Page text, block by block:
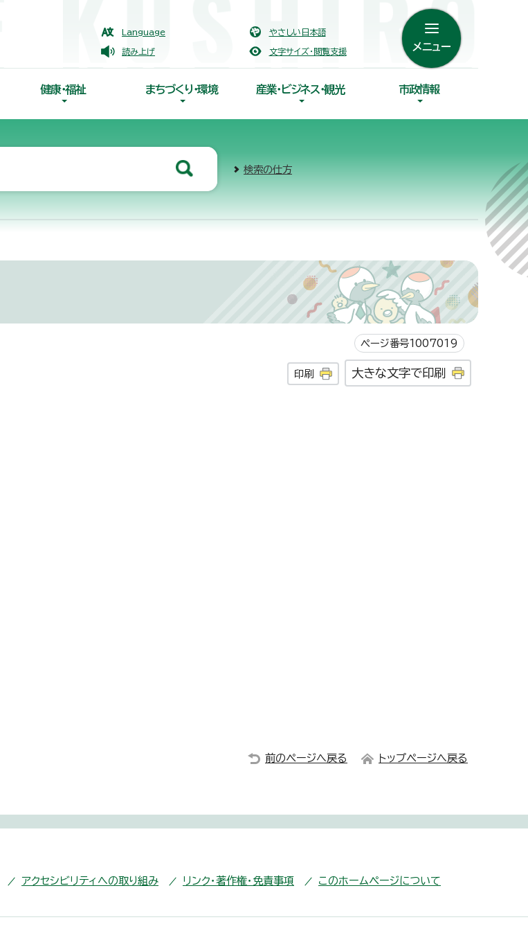
Language やさしい日本語
読み上げ 文字サイズ・閲覧支援 メニュー
健康・福祉 まちづくり・環境 産業・ビジネス・観光 市政情報
検索の仕方
ページ番号1007019
印刷 大きな文字で印刷
前のページへ戻る トップページへ戻る
アクセシビリティへの取り組み リンク・著作権・免責事項 このホームページについて